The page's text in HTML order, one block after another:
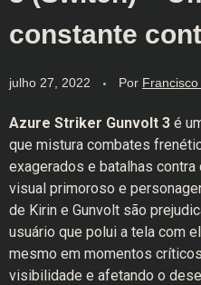
constante
julho 27, 2022 Por
Azure Striker Gunvolt 3 é
que mistura combates
exagerados e batalhas
visual primoroso e
de Kirin e Gunvolt são
usuário que polui a tela com
mesmo em momentos
visibilidade e afetando o